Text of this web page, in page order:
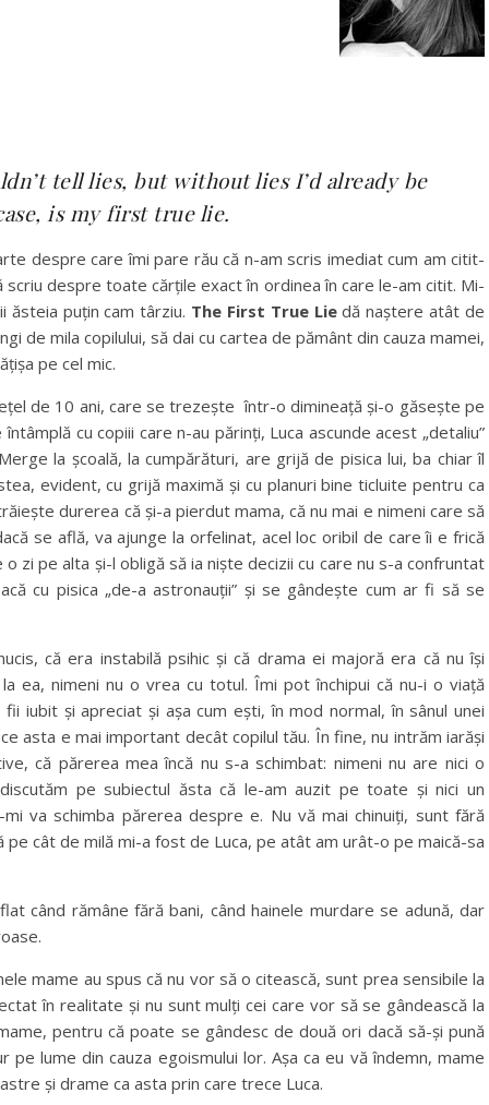
tell lies, but without lies I’d already be
is my first true lie.
despre care îmi pare rău că n-am scris imediat cum am citit-
despre toate cărțile exact în ordinea în care le-am citit. Mi-
ăsteia puțin cam târziu. The First True Liedă naștere atât de
de mila copilului, să dai cu cartea de pământ din cauza mamei,
pe cel mic.
de 10 ani, care se trezește într-o dimineață și-o găsește pe
cu copiii care n-au părinți, Luca ascunde acest „detaliu”
la școală, la cumpărături, are grijă de pisica lui, ba chiar îl
evident, cu grijă maximă și cu planuri bine ticluite pentru ca
durerea că și-a pierdut mama, că nu mai e nimeni care să
se află, va ajunge la orfelinat, acel loc oribil de care îi e frică
zi pe alta și-l obligă să ia niște decizii cu care nu s-a confruntat
cu pisica „de-a astronauții” și se gândește cum ar fi să se
că era instabilă psihic și că drama ei majoră era că nu își
ea, nimeni nu o vrea cu totul. Îmi pot închipui că nu-i o viață
iubit și apreciat și așa cum ești, în mod normal, în sânul unei
asta e mai important decât copilul tău. În fine, nu intrăm iarăși
că părerea mea încă nu s-a schimbat: nimeni nu are nici o
pe subiectul ăsta că le-am auzit pe toate și nici un
va schimba părerea despre e. Nu vă mai chinuiți, sunt fără
pe cât de milă mi-a fost de Luca, pe atât am urât-o pe maică-sa
când rămâne fără bani, când hainele murdare se adună, dar
mame au spus că nu vor să o citească, sunt prea sensibile la
în realitate și nu sunt mulți cei care vor să se gândească la
pentru că poate se gândesc de două ori dacă să-și pună
pe lume din cauza egoismului lor. Așa ca eu vă îndemn, mame
și drame ca asta prin care trece Luca.